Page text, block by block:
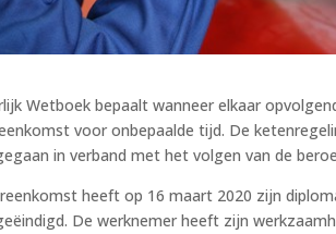
Wetboek bepaalt wanneer elkaar
voor onbepaalde tijd. De
in verband met het volgen van de
heeft op 16 maart 2020 zijn
De werknemer heeft zijn